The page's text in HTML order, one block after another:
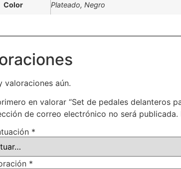
Color Plateado, Negro
valoraciones aún.
en valorar “Set de pedales delanteros
de correo electrónico no será publicada.
*
*